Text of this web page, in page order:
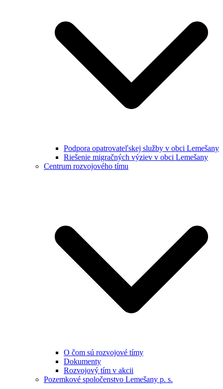
Podpora opatrovateľskej služby v obci Lemešany
Riešenie migračných výziev v obci Lemešany
Centrum rozvojového tímu
O čom sú rozvojové tímy
Dokumenty
Rozvojový tím v akcii
Pozemkové spoločenstvo Lemešany p. s.